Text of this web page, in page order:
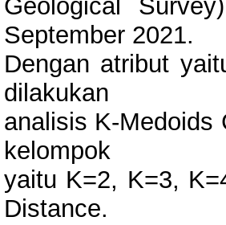
Geological
September 2021.
Dengan atribut
dilakukan
analisis K-Medoids
kelompok
yaitu K=2, K=3,
Distance.